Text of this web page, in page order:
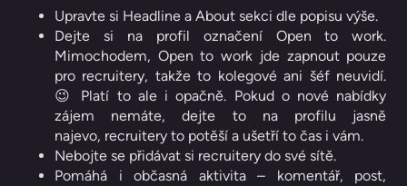
Upravte si Headline a About sekci dle popisu výše.
Dejte si na profil označení Open to work.
Mimochodem, Open to work jde zapnout pouze
pro recruitery, takže to kolegové ani šéf neuvidí.
😉 Platí to ale i opačně. Pokud o nové nabídky
zájem nemáte, dejte to na profilu jasně
najevo, recruitery to potěší a ušetří to čas i vám.
Nebojte se přidávat si recruitery do své sítě.
Pomáhá i občasná aktivita – komentář, post,